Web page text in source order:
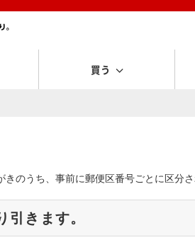
買う
のうち、事前に郵便区番号ごとに区分
引きます。